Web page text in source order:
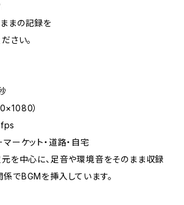
まの記録を
さい。
）
ーケット・道路・自宅
元を中心に、足音や環境音をそのまま収録
でBGMを挿入しています。